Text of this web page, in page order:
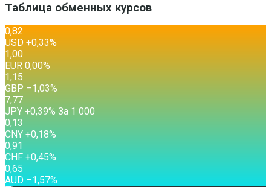
Таблица обменных курсов
0,82
USD +0,33%
1,00
EUR 0,00%
1,15
GBP –1,03%
7,77
JPY +0,39% За 1 000
0,13
CNY +0,18%
0,91
CHF +0,45%
0,65
AUD –1,57%